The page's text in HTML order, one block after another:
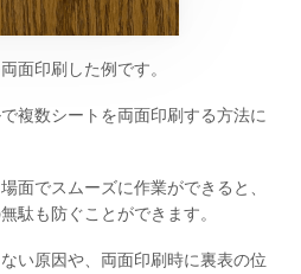
面印刷した例です。
複数シートを両面印刷する方法に
面でスムーズに作業ができると、
駄も防ぐことができます。
い原因や、両面印刷時に裏表の位